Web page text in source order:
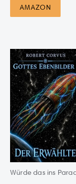
AMAZON
Würde das ins